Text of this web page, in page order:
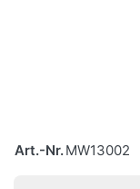
Art.-Nr.MW13002